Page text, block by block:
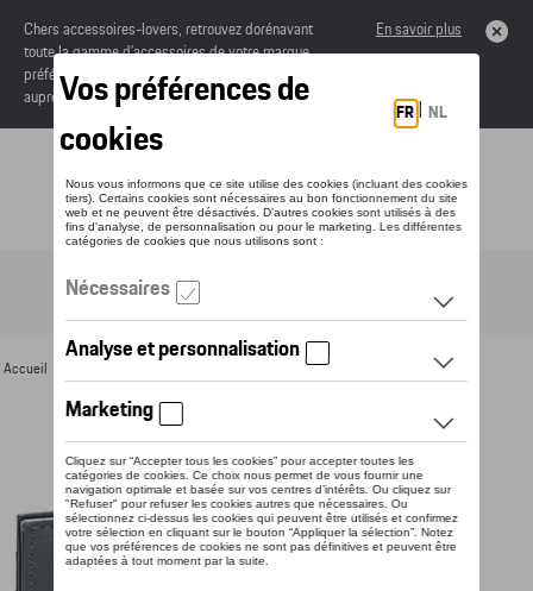
Chers accessoires-lovers, retrouvez dorénavant
toute la gamme d’accessoires de votre marque
préférée sous forme de catalogue à commander
auprès de votre concessionaire.
En savoir plus
Toggle navigation
Accueil > Détail